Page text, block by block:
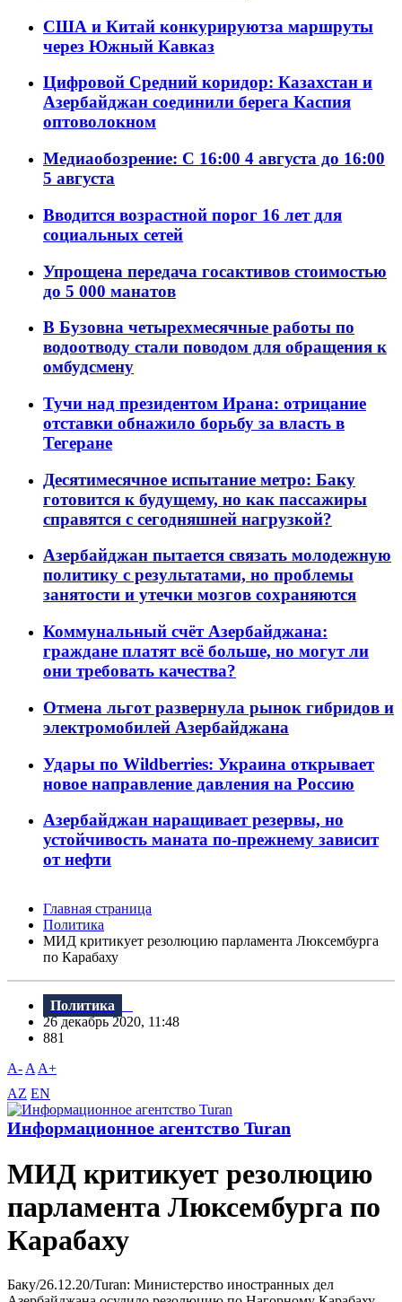
США и Китай конкурируютза маршруты
через Южный Кавказ
Цифровой Средний коридор: Казахстан и
Азербайджан соединили берега Каспия
оптоволокном
Медиаобозрение: С 16:00 4 августа до 16:00
5 августа
Вводится возрастной порог 16 лет для
социальных сетей
Упрощена передача госактивов стоимостью
до 5 000 манатов
В Бузовна четырехмесячные работы по
водоотводу стали поводом для обращения к
омбудсмену
Тучи над президентом Ирана: отрицание
отставки обнажило борьбу за власть в
Тегеране
Десятимесячное испытание метро: Баку
готовится к будущему, но как пассажиры
справятся с сегодняшней нагрузкой?
Азербайджан пытается связать молодежную
политику с результатами, но проблемы
занятости и утечки мозгов сохраняются
Коммунальный счёт Азербайджана:
граждане платят всё больше, но могут ли
они требовать качества?
Отмена льгот развернула рынок гибридов и
электромобилей Азербайджана
Удары по Wildberries: Украина открывает
новое направление давления на Россию
Азербайджан наращивает резервы, но
устойчивость маната по-прежнему зависит
от нефти
Главная страница
Политика
МИД критикует резолюцию парламента Люксембурга
по Карабаху
Политика
26 декабрь 2020, 11:48
881
A- A A+
AZ EN
Информационное агентство Turan
МИД критикует резолюцию
парламента Люксембурга по
Карабаху
Баку/26.12.20/Turan: Министерство иностранных дел